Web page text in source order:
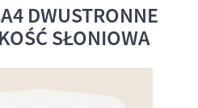
DWUSTRONNE
SŁONIOWA